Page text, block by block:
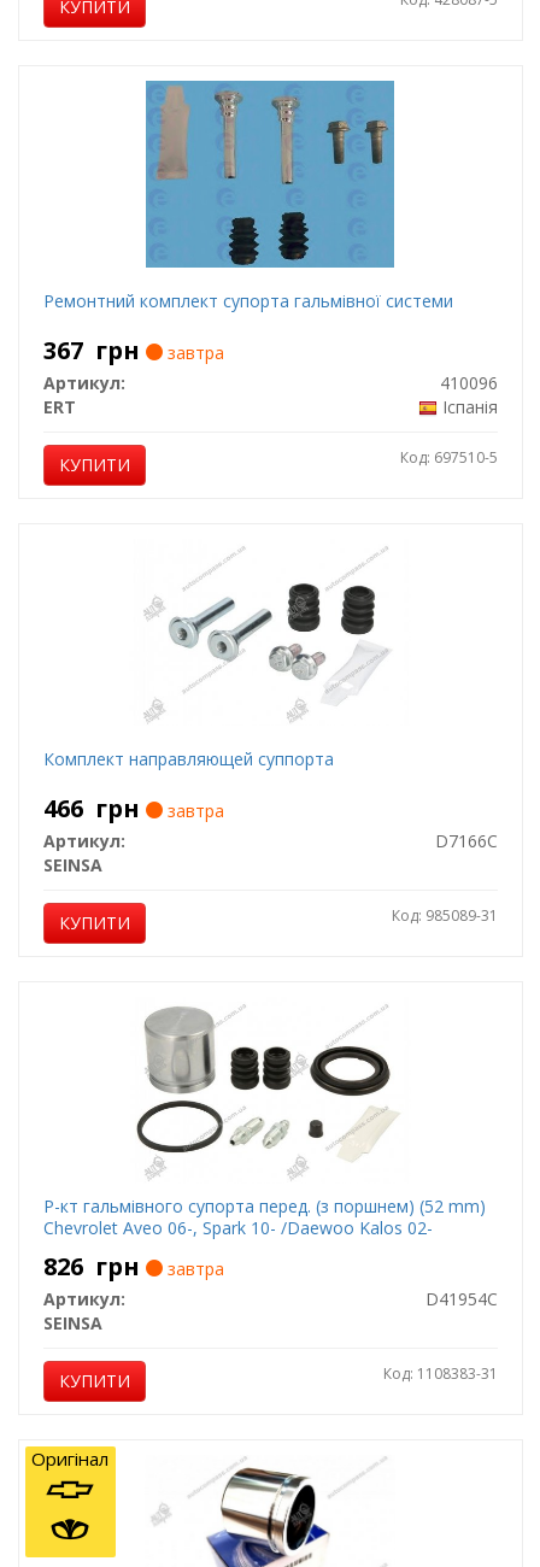
КУПИТИ
Ремонтний комплект супорта гальмівної системи
367 грн
завтра
Артикул:
410096
ERT
Іспанія
КУПИТИ Код: 697510-5
Комплект направляющей суппорта
466 грн
завтра
Артикул:
D7166C
SEINSA
КУПИТИ Код: 985089-31
Р-кт гальмівного супорта перед. (з поршнем) (52 mm)
Chevrolet Aveo 06-, Spark 10- /Daewoo Kalos 02-
826 грн
завтра
Артикул:
D41954C
SEINSA
КУПИТИ Код: 1108383-31
Оригінал